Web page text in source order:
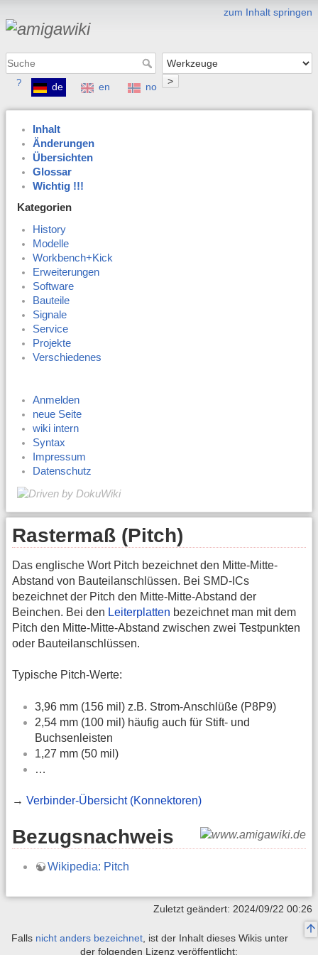
zum Inhalt springen
>
? de en no
Inhalt
Änderungen
Übersichten
Glossar
Wichtig !!!
Kategorien
History
Modelle
Workbench+Kick
Erweiterungen
Software
Bauteile
Signale
Service
Projekte
Verschiedenes
Anmelden
neue Seite
wiki intern
Syntax
Impressum
Datenschutz
Rastermaß (Pitch)
Das englische Wort Pitch bezeichnet den Mitte-Mitte-
Abstand von Bauteilanschlüssen. Bei SMD-ICs
bezeichnet der Pitch den Mitte-Mitte-Abstand der
Beinchen. Bei den Leiterplatten bezeichnet man mit dem
Pitch den Mitte-Mitte-Abstand zwischen zwei Testpunkten
oder Bauteilanschlüssen.
Typische Pitch-Werte:
3,96 mm (156 mil) z.B. Strom-Anschlüße (P8P9)
2,54 mm (100 mil) häufig auch für Stift- und
Buchsenleisten
1,27 mm (50 mil)
…
→ Verbinder-Übersicht (Konnektoren)
Bezugsnachweis
Wikipedia: Pitch
Zuletzt geändert: 2024/09/22 00:26
Falls nicht anders bezeichnet, ist der Inhalt dieses Wikis unter
der folgenden Lizenz veröffentlicht: